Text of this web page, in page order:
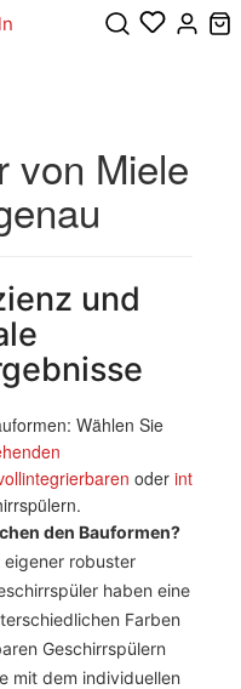
von Miele
und
Wählen Sie
oder int
den Bauformen?
robuster
haben eine
Farben
Geschirrspülern
mit dem individuellen